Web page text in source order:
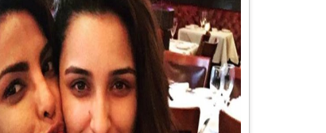
में अब एक आइडिया युवाओं की किस्मत बदलने जा रहा है।
सरकार के स्टार्टअप मिशन के तहत सबंधित टीम मोबाइल
पूरे देश के कोने-कोने मे... आगे पढ़ें